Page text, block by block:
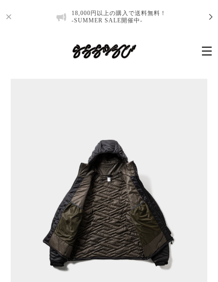
18,000円以上の購入で送料無料！
-SUMMER SALE開催中-